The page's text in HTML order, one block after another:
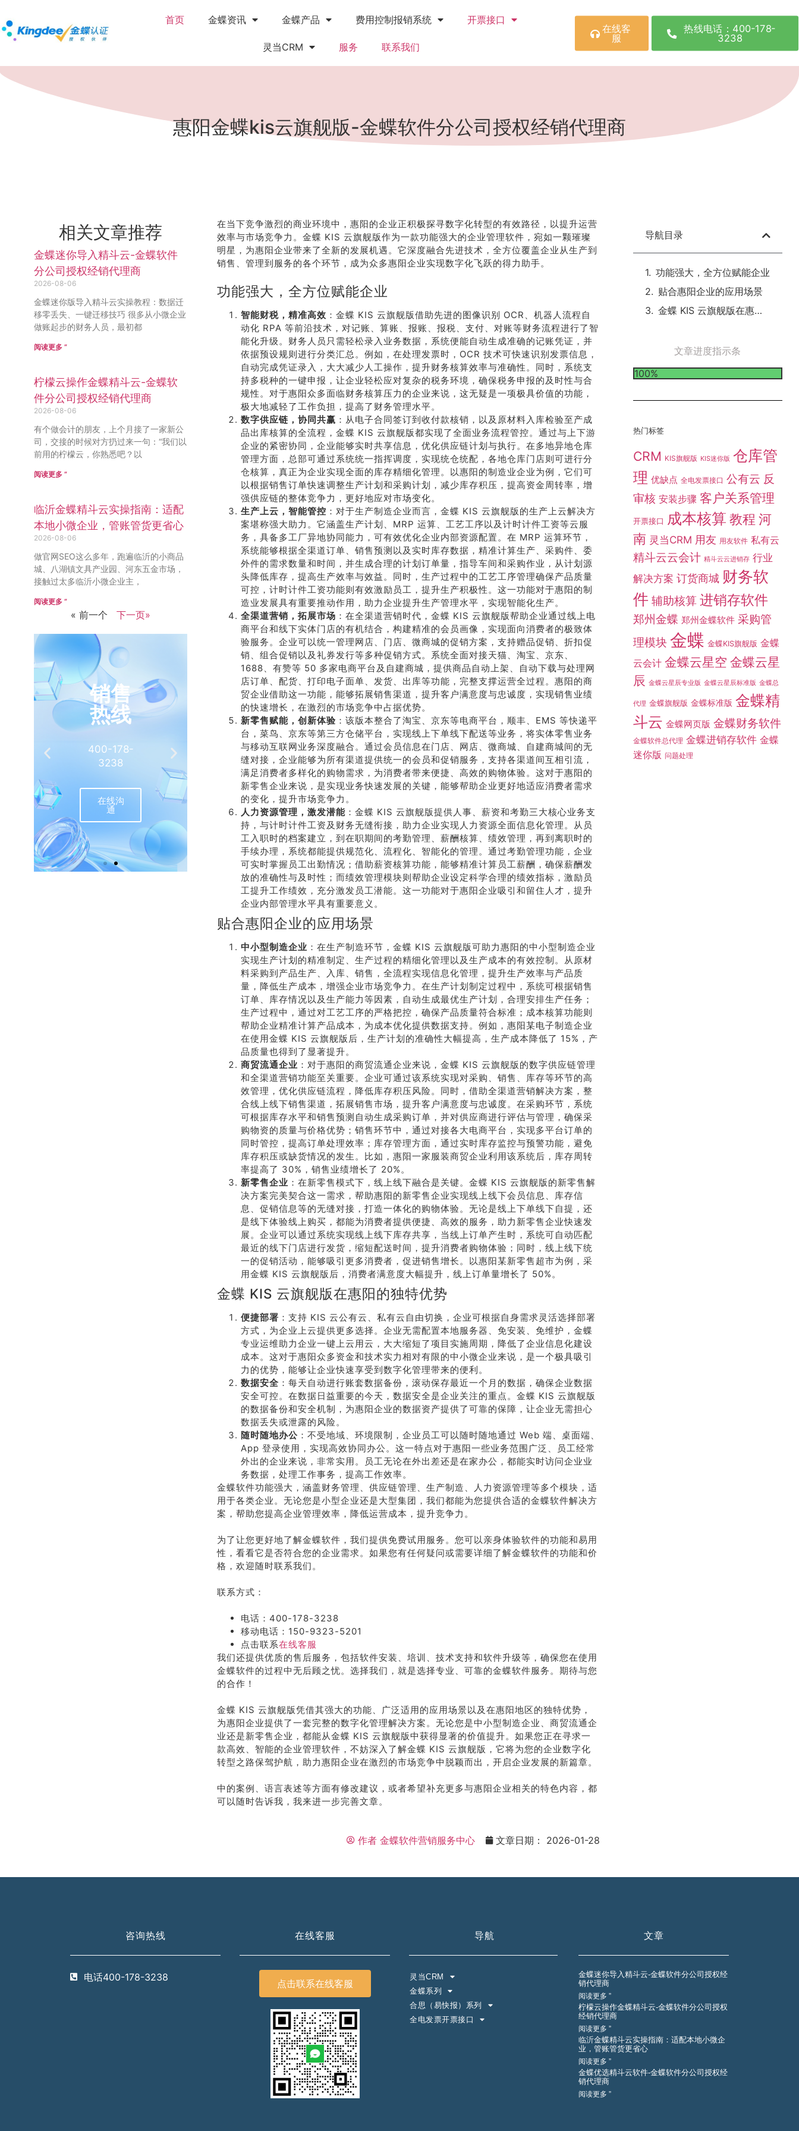
首页 金蝶资讯 金蝶产品 费用控制报销系统 开票接口
灵当CRM 服务 联系我们
在线客
服
热线电话：400-178-
3238
惠阳金蝶kis云旗舰版-金蝶软件分公司授权经销代理商
相关文章推荐
金蝶迷你导入精斗云-金蝶软件
分公司授权经销代理商
2026-08-06
金蝶迷你版导入精斗云实操教程：数据迁
移零丢失、一键迁移技巧 很多从小微企业
做账起步的财务人员，最初都
阅读更多 ”
柠檬云操作金蝶精斗云-金蝶软
件分公司授权经销代理商
2026-08-06
有个做会计的朋友，上个月接了一家新公
司，交接的时候对方扔过来一句：“我们以
前用的柠檬云，你熟悉吧？以
阅读更多 ”
临沂金蝶精斗云实操指南：适配
本地小微企业，管账管货更省心
2026-08-06
做官网SEO这么多年，跑遍临沂的小商品
城、八湖镇文具产业园、河东五金市场，
接触过太多临沂小微企业主，
阅读更多 ”
« 前一个 下一页»
销售
热线
400-178-
3238
在线沟
通
推荐
有礼
介绍客户豪礼
相送
联系我
们
销售
热线
400-178-
3238
通
在当下竞争激烈的商业环境中，惠阳的企业正积极探寻数字化转型的有效路径，以提升运营
效率与市场竞争力。金蝶 KIS 云旗舰版作为一款功能强大的企业管理软件，宛如一颗璀璨
明星，为惠阳企业带来了全新的发展机遇。它深度融合先进技术，全方位覆盖企业从生产到
销售、管理到服务的各个环节，成为众多惠阳企业实现数字化飞跃的得力助手。
功能强大，全方位赋能企业
智能财税，精准高效 ：金蝶 KIS 云旗舰版借助先进的图像识别 OCR、机器人流程自
动化 RPA 等前沿技术，对记账、算账、报账、报税、支付、对账等财务流程进行了智
能化升级。财务人员只需轻松录入业务数据，系统便能自动生成准确的记账凭证，并
依据预设规则进行分类汇总。例如，在处理发票时，OCR 技术可快速识别发票信息，
自动完成凭证录入，大大减少人工操作，提升财务核算效率与准确性。同时，系统支
持多税种的一键申报，让企业轻松应对复杂的税务环境，确保税务申报的及时性与合
规性。对于惠阳众多面临财务核算压力的企业来说，这无疑是一项极具价值的功能，
极大地减轻了工作负担，提高了财务管理水平。
数字供应链，协同共赢 ：从电子合同签订到收付款核销，以及原材料入库检验至产成
品出库核算的全流程，金蝶 KIS 云旗舰版都实现了全面业务流程管控。通过与上下游
企业的紧密协同，企业能够实时共享信息，优化供应链计划与执行。在多地异地仓库
管理方面，总部可通过系统统一指挥调度，实现统仓统配，各地仓库门店则可进行分
仓核算，真正为企业实现全面的库存精细化管理。以惠阳的制造业企业为例，它们可
以根据销售订单快速调整生产计划和采购计划，减少库存积压，提高资金周转率，增
强供应链的整体竞争力，更好地应对市场变化。
生产上云，智能管控 ：对于生产制造企业而言，金蝶 KIS 云旗舰版的生产上云解决方
案堪称强大助力。它涵盖生产计划、MRP 运算、工艺工序以及计时计件工资等云服
务，具备多工厂异地协同能力，可有效优化企业内部资源配置。在 MRP 运算环节，
系统能够根据全渠道订单、销售预测以及实时库存数据，精准计算生产、采购件、委
外件的需求数量和时间，并生成合理的计划订单量，指导车间和采购作业，从计划源
头降低库存，提高生产效率与效益。同时，生产过程中的工艺工序管理确保产品质量
可控，计时计件工资功能则有效激励员工，提升生产积极性。这一功能对于惠阳的制
造业发展具有重要推动作用，助力企业提升生产管理水平，实现智能化生产。
全渠道营销，拓展市场 ：在全渠道营销时代，金蝶 KIS 云旗舰版帮助企业通过线上电
商平台和线下实体门店的有机结合，构建精准的会员画像，实现面向消费者的极致体
验服务。企业可以统一管理网店、门店、微商城的促销方案，支持赠品促销、折扣促
销、组合促销以及礼券发行等多种促销方式。系统全面对接天猫、淘宝、京东、
1688、有赞等 50 多家电商平台及自建商城，提供商品自动上架、自动下载与处理网
店订单、配货、打印电子面单、发货、出库等功能，完整支撑运营全过程。惠阳的商
贸企业借助这一功能，能够拓展销售渠道，提升客户满意度与忠诚度，实现销售业绩
的快速增长，在激烈的市场竞争中占据优势。
新零售赋能，创新体验：该版本整合了淘宝、京东等电商平台，顺丰、EMS 等快递平
台，菜鸟、京东等第三方仓储平台，实现线上下单线下配送等业务，将实体零售业务
与移动互联网业务深度融合。通过会员信息在门店、网店、微商城、自建商城间的无
缝对接，企业能够为所有渠道提供统一的会员和促销服务，支持各渠道间互相引流，
满足消费者多样化的购物需求，为消费者带来便捷、高效的购物体验。这对于惠阳的
新零售企业来说，是实现业务快速发展的关键，能够帮助企业更好地适应消费者需求
的变化，提升市场竞争力。
人力资源管理，激发潜能：金蝶 KIS 云旗舰版提供人事、薪资和考勤三大核心业务支
持，与计时计件工资及财务无缝衔接，助力企业实现人力资源全面信息化管理。从员
工入职时的档案建立，到在职期间的考勤管理、薪酬核算、绩效管理，再到离职时的
手续办理，系统都能提供规范化、流程化、智能化的管理。通过考勤管理功能，企业
可实时掌握员工出勤情况；借助薪资核算功能，能够精准计算员工薪酬，确保薪酬发
放的准确性与及时性；而绩效管理模块则帮助企业设定科学合理的绩效指标，激励员
工提升工作绩效，充分激发员工潜能。这一功能对于惠阳企业吸引和留住人才，提升
企业内部管理水平具有重要意义。
贴合惠阳企业的应用场景
中小型制造企业 ：在生产制造环节，金蝶 KIS 云旗舰版可助力惠阳的中小型制造企业
实现生产计划的精准制定、生产过程的精细化管理以及生产成本的有效控制。从原材
料采购到产品生产、入库、销售，全流程实现信息化管理，提升生产效率与产品质
量，降低生产成本，增强企业市场竞争力。在生产计划制定过程中，系统可根据销售
订单、库存情况以及生产能力等因素，自动生成最优生产计划，合理安排生产任务；
生产过程中，通过对工艺工序的严格把控，确保产品质量符合标准；成本核算功能则
帮助企业精准计算产品成本，为成本优化提供数据支持。例如，惠阳某电子制造企业
在使用金蝶 KIS 云旗舰版后，生产计划的准确性大幅提高，生产成本降低了 15%，产
品质量也得到了显著提升。
商贸流通企业 ：对于惠阳的商贸流通企业来说，金蝶 KIS 云旗舰版的数字供应链管理
和全渠道营销功能至关重要。企业可通过该系统实现对采购、销售、库存等环节的高
效管理，优化供应链流程，降低库存积压风险。同时，借助全渠道营销解决方案，整
合线上线下销售渠道，拓展销售市场，提升客户满意度与忠诚度。在采购环节，系统
可根据库存水平和销售预测自动生成采购订单，并对供应商进行评估与管理，确保采
购物资的质量与价格优势；销售环节中，通过对接各大电商平台，实现多平台订单的
同时管控，提高订单处理效率；库存管理方面，通过实时库存监控与预警功能，避免
库存积压或缺货情况的发生。比如，惠阳一家服装商贸企业利用该系统后，库存周转
率提高了 30%，销售业绩增长了 20%。
新零售企业 ：在新零售模式下，线上线下融合是关键。金蝶 KIS 云旗舰版的新零售解
决方案完美契合这一需求，帮助惠阳的新零售企业实现线上线下会员信息、库存信
息、促销信息等的无缝对接，打造一体化的购物体验。无论是线上下单线下自提，还
是线下体验线上购买，都能为消费者提供便捷、高效的服务，助力新零售企业快速发
展。企业可以通过系统实现线上线下库存共享，当线上订单产生时，系统可自动匹配
最近的线下门店进行发货，缩短配送时间，提升消费者购物体验；同时，线上线下统
一的促销活动，能够吸引更多消费者，促进销售增长。以惠阳某新零售超市为例，采
用金蝶 KIS 云旗舰版后，消费者满意度大幅提升，线上订单量增长了 50%。
金蝶 KIS 云旗舰版在惠阳的独特优势
便捷部署 ：支持 KIS 云公有云、私有云自由切换，企业可根据自身需求灵活选择部署
方式，为企业上云提供更多选择。企业无需配置本地服务器、免安装、免维护，金蝶
专业运维助力企业一键上云用云，大大缩短了项目实施周期，降低了企业信息化建设
成本。这对于惠阳众多资金和技术实力相对有限的中小微企业来说，是一个极具吸引
力的优势，能够让企业快速享受到数字化管理带来的便利。
数据安全：每天自动进行账套数据备份，滚动保存最近一个月的数据，确保企业数据
安全可控。在数据日益重要的今天，数据安全是企业关注的重点。金蝶 KIS 云旗舰版
的数据备份和安全机制，为惠阳企业的数据资产提供了可靠的保障，让企业无需担心
数据丢失或泄露的风险。
随时随地办公：不受地域、环境限制，企业员工可以随时随地通过 Web 端、桌面端、
App 登录使用，实现高效协同办公。这一特点对于惠阳一些业务范围广泛、员工经常
外出的企业来说，非常实用。员工无论在外出差还是在家办公，都能实时访问企业业
务数据，处理工作事务，提高工作效率。
金蝶软件功能强大，涵盖财务管理、供应链管理、生产制造、人力资源管理等多个模块，适
用于各类企业。无论您是小型企业还是大型集团，我们都能为您提供合适的金蝶软件解决方
案，帮助您提高企业管理效率，降低运营成本，提升竞争力。
为了让您更好地了解金蝶软件，我们提供免费试用服务。您可以亲身体验软件的功能和易用
性，看看它是否符合您的企业需求。如果您有任何疑问或需要详细了解金蝶软件的功能和价
格，欢迎随时联系我们。
联系方式：
电话：400-178-3238
移动电话：150-9323-5201
点击联系在线客服
我们还提供优质的售后服务，包括软件安装、培训、技术支持和软件升级等，确保您在使用
金蝶软件的过程中无后顾之忧。选择我们，就是选择专业、可靠的金蝶软件服务。期待与您
的合作！
金蝶 KIS 云旗舰版凭借其强大的功能、广泛适用的应用场景以及在惠阳地区的独特优势，
为惠阳企业提供了一套完整的数字化管理解决方案。无论您是中小型制造企业、商贸流通企
业还是新零售企业，都能从金蝶 KIS 云旗舰版中获得显著的价值提升。如果您正在寻求一
款高效、智能的企业管理软件，不妨深入了解金蝶 KIS 云旗舰版，它将为您的企业数字化
转型之路保驾护航，助力惠阳企业在激烈的市场竞争中脱颖而出，开启企业发展的新篇章。
中的案例、语言表述等方面有修改建议，或者希望补充更多与惠阳企业相关的特色内容，都
可以随时告诉我，我来进一步完善文章。
作者金蝶软件营销服务中心 文章日期： 2026-01-28
导航目录
功能强大，全方位赋能企业
贴合惠阳企业的应用场景
金蝶 KIS 云旗舰版在惠阳的独特优势
文章进度指示条
100%
热门标签
CRM KIS旗舰版 KIS迷你版 仓库管
理 优缺点 全电发票接口 公有云 反
审核 安装步骤 客户关系管理
开票接口 成本核算 教程 河
南 灵当CRM 用友 用友软件 私有云
精斗云云会计 精斗云云进销存 行业
解决方案 订货商城 财务软
件 辅助核算 进销存软件
郑州金蝶 郑州金蝶软件 采购管
理模块 金蝶 金蝶KIS旗舰版 金蝶
云会计 金蝶云星空 金蝶云星
辰 金蝶云星辰专业版 金蝶云星辰标准版 金蝶总
代理 金蝶旗舰版 金蝶标准版 金蝶精
斗云 金蝶网页版 金蝶财务软件
金蝶软件总代理 金蝶进销存软件 金蝶
迷你版 问题处理
咨询热线
电话400-178-3238
在线客服
点击联系在线客服
导航
灵当CRM
金蝶系列
合思（易快报）系列
全电发票开票接口
文章
金蝶迷你导入精斗云-金蝶软件分公司授权经
销代理商
阅读更多 ”
柠檬云操作金蝶精斗云-金蝶软件分公司授权
经销代理商
阅读更多 ”
临沂金蝶精斗云实操指南：适配本地小微企
业，管账管货更省心
阅读更多 ”
金蝶优选精斗云软件-金蝶软件分公司授权经
销代理商
阅读更多 ”